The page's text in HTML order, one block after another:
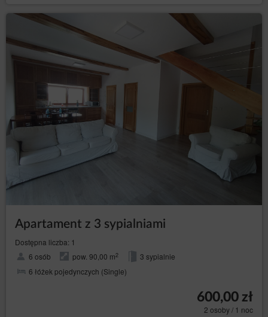
składanych przez niego rezerwacji i zawieranych
umów, z wykorzystaniem którego Gość/Użytkownik
Serwisu może składać zamówienia oraz zawierać
RODO - Rozporządzenie Parlamentu Europejskiego i
Rady (UE) 2016/679 z dnia 27 kwietnia 2016 r. w
sprawie ochrony osób fizycznych w związku z
swobodnego przepływu takich danych oraz uchylenia
dyrektywy 95/46/WE (ogólne rozporządzenie o
ochronie danych).
Cele, podstawy prawne oraz czas przetwarzania danych
W celu realizacji Umowy najmu noclegu na odległość
Usługodawca przetwarza:
informacje dotyczące urządzenia Użytkownika w
adres IP komputera, informacje zawarte w
technologiach, dane dotyczące sesji, dane
Stronie, w tym na poszczególnych podstronach;
informacje o geolokalizacji, jeżeli
usługodawcy do geolokalizacji. Informacja o
geolokalizacji jest wykorzystywana w celu
dostarczania bardziej dostosowanych ofert
Apartament z 3 sypialniami
Dostępna liczba: 1
6 osób
pow. 90,00 m2
3 sypialnie
6 łóżek pojedynczych (Single)
600,00 zł
2 osoby / 1 noc